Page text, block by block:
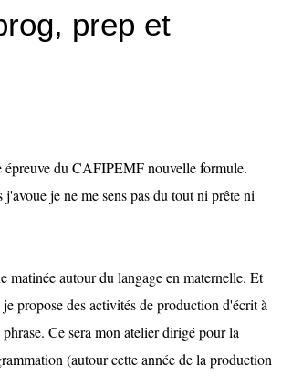
prep et
épreuve du CAFIPEMF nouvelle formule.
je ne me sens pas du tout ni prête ni
matinée autour du langage en maternelle. Et
propose des activités de production d'écrit à
Ce sera mon atelier dirigé pour la
(autour cette année de la production